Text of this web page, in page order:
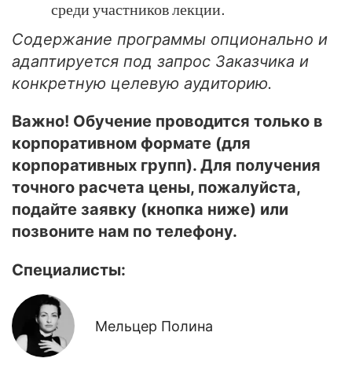
среди участников лекции.
Содержание программы опционально и
адаптируется под запрос Заказчика и
конкретную целевую аудиторию.
Важно! Обучение проводится только в
корпоративном формате (для
корпоративных групп). Для получения
точного расчета цены, пожалуйста,
подайте заявку (кнопка ниже) или
позвоните нам по телефону.
Специалисты:
Мельцер Полина